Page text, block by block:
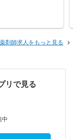
剤師求人をもっと見る
リで見る
中